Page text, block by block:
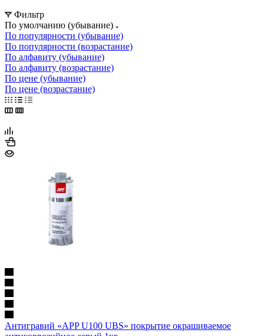
Фильтр
По умолчанию (убывание)
По популярности (убывание)
По популярности (возрастание)
По алфавиту (убывание)
По алфавиту (возрастание)
По цене (убывание)
По цене (возрастание)
Антигравий «APP U100 UBS» покрытие окрашиваемое